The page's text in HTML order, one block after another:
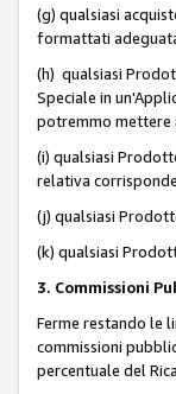
(g) qualsiasi
formattati
(h) qualsiasi
Speciale in
potremmo mettere
(i) qualsiasi
relativa
(j) qualsiasi
(k) qualsiasi
3. Commissioni
Ferme restando le
commissioni
percentuale del